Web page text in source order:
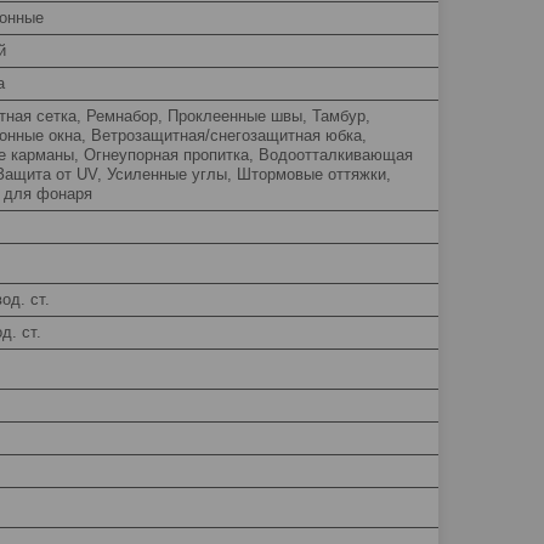
сетка, Ремнабор, Проклеенные швы, Тамбур,
окна, Ветрозащитная/снегозащитная юбка,
карманы, Огнеупорная пропитка, Водоотталкивающая
от UV, Усиленные углы, Штормовые оттяжки,
для фонаря
ст.
ст.